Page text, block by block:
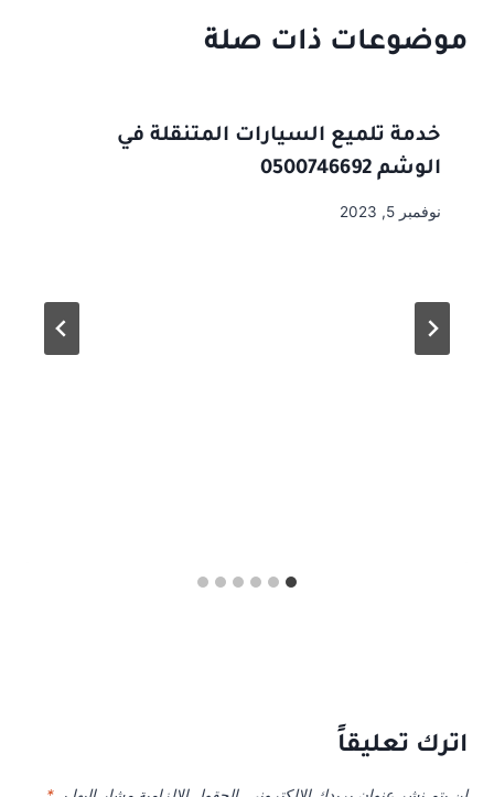
موضوعات ذات صلة
خدمة تلميع السيارات المتنقلة في
الوشم 0500746692
نوفمبر 5, 2023
اترك تعليقاً